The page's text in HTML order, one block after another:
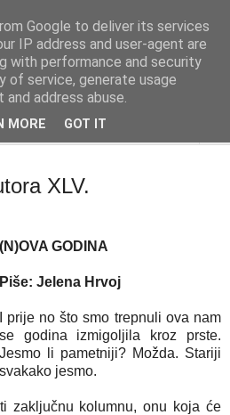
2459-5632
XLV.
(N)OVA GODINA
Piše: Jelena Hrvoj
I prije no što smo trepnuli ova nam
se godina izmigoljila kroz prste.
Jesmo li pametniji? Možda. Stariji
svakako jesmo.
zaključnu kolumnu, onu koja će
Google to deliver its services
IP address and user-agent are
with performance and security
of service, generate usage
address abuse.
MORE GOT IT